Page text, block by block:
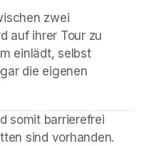
zwei
auf ihrer Tour zu
einlädt, selbst
die eigenen
somit barrierefrei
sind vorhanden.